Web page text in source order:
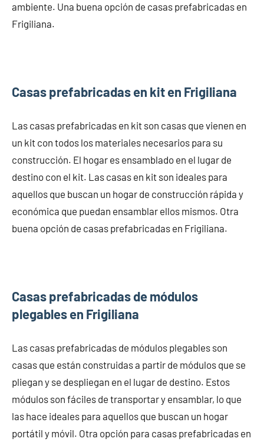
ambiente. Una buena opción de casas prefabricadas en
Frigiliana.
Casas prefabricadas en kit en Frigiliana
Las casas prefabricadas en kit son casas que vienen en
un kit con todos los materiales necesarios para su
construcción. El hogar es ensamblado en el lugar de
destino con el kit. Las casas en kit son ideales para
aquellos que buscan un hogar de construcción rápida y
económica que puedan ensamblar ellos mismos. Otra
buena opción de casas prefabricadas en Frigiliana.
Casas prefabricadas de módulos
plegables en Frigiliana
Las casas prefabricadas de módulos plegables son
casas que están construidas a partir de módulos que se
pliegan y se despliegan en el lugar de destino. Estos
módulos son fáciles de transportar y ensamblar, lo que
las hace ideales para aquellos que buscan un hogar
portátil y móvil. Otra opción para casas prefabricadas en